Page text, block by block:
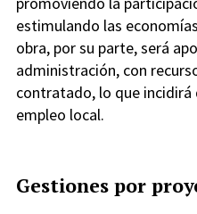
estimulando las
obra, por su parte, será
administración, con
contratado, lo que incidirá
empleo local.
Gestiones por